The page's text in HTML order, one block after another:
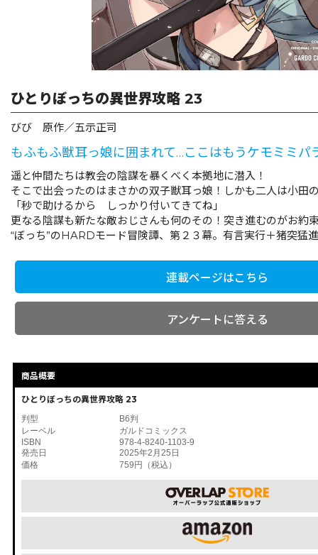
ひとりぼっちの異世界攻略 23
びび 原作／五示正司
もふもふ獣耳っ娘に囲まれて…ここはもうケモミミパ
遥と仲間たちは教会の陰謀を暴くべく本拠地に潜入！
そこで出会ったのはまさかの双子獣耳っ娘！しかも二人は小田
「秒で助けるから しっかり付いてきてね」
更なる陰謀も新たな敵おじさんも何のその！突き進むのがお約
“ぼっち”のHARDモード冒険譚、第２３幕。有言実行＋猪突猛
連載ページはこちら
アンケートに答える
商品概要
ひとりぼっちの異世界攻略 23
判型
B6判
レーベル
ガルドコミックス
ISBN
978-4-8240-1103-9
発売日
2025年2月25日
価格
759円（税込）